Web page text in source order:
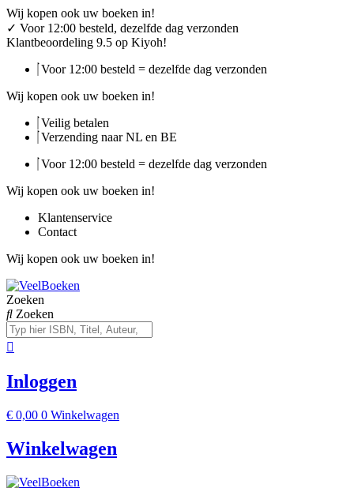
Ga
naar
de
Wij kopen ook uw boeken in!
✓ Voor 12:00 besteld, dezelfde dag verzonden
Klantbeoordeling 9.5 op Kiyoh!
Voor 12:00 besteld = dezelfde dag verzonden
Wij kopen ook uw boeken in!
Veilig betalen
Verzending naar NL en BE
Voor 12:00 besteld = dezelfde dag verzonden
Wij kopen ook uw boeken in!
Klantenservice
Contact
Wij kopen ook uw boeken in!
Zoeken
Zoeken
Inloggen
€ 0,00 0 Winkelwagen
Winkelwagen